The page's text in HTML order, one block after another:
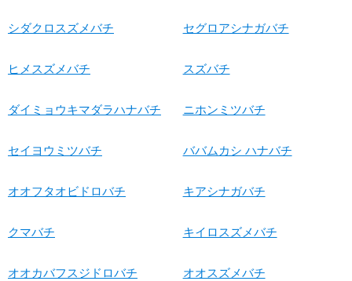
シダクロスズメバチ セグロアシナガバチ
ヒメスズメバチ スズバチ
ダイミョウキマダラハナバチ ニホンミツバチ
セイヨウミツバチ ババムカシ ハナバチ
オオフタオビドロバチ キアシナガバチ
クマバチ キイロスズメバチ
オオカバフスジドロバチ オオスズメバチ